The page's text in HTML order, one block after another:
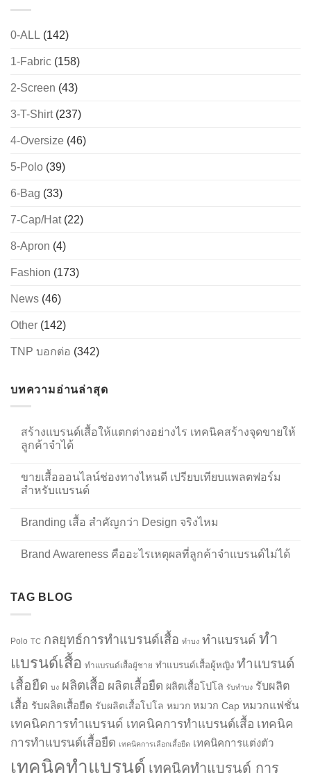
0-ALL (142)
1-Fabric (158)
2-Screen (43)
3-T-Shirt(237)
4-Oversize (46)
5-Polo (39)
6-Bag (33)
7-Cap/Hat(22)
8-Apron (4)
Fashion (173)
News (46)
Other (142)
TNP บอกต่อ (342)
บทความอ่านล่าสุด
สร้างแบรนด์เสื้อให้แตกต่างอย่างไร เทคนิคสร้างจุดขายให้
ลูกค้าจำได้
ขายเสื้อออนไลน์ช่องทางไหนดี เปรียบเทียบแพลตฟอร์ม
สำหรับแบรนด์
Branding เสื้อ สำคัญกว่า Design จริงไหม
Brand Awareness คืออะไรเหตุผลที่ลูกค้าจำแบรนด์ไม่ได้
TAG BLOG
Polo TC กลยุทธ์การทำแบรนด์เสื้อ ทำบง ทำแบรนด์ ทำ
แบรนด์เสื้อ ทำแบรนด์เสื้อผู้ชาย ทำแบรนด์เสื้อผู้หญิง ทำแบรนด์
เสื้อยืด บง ผลิตเสื้อ ผลิตเสื้อยืด ผลิตเสื้อโปโล รับทำบง รับผลิต
เสื้อ รับผลิตเสื้อยืด รับผลิตเสื้อโปโล หมวก หมวก Cap หมวกแฟชั่น
เทคนิคการทำแบรนด์ เทคนิคการทำแบรนด์เสื้อ เทคนิค
การทำแบรนด์เสื้อยืด เทคนิคการเลือกเสื้อยืด เทคนิคการแต่งตัว
เทคนิคทำแบรนด์ เทคนิคทำแบรนด์ การ